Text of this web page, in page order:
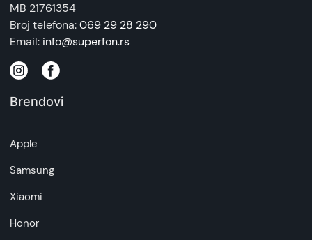
MB 21761354
Broj telefona:069 29 28 290
Email: info@superfon.rs
Brendovi
Apple
Samsung
Xiaomi
Honor